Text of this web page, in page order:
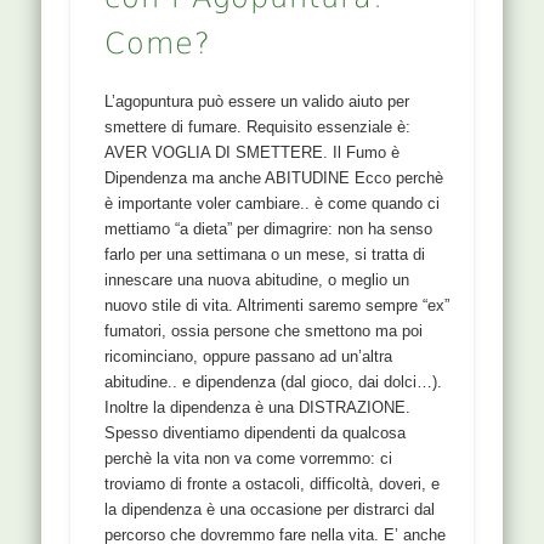
con l’Agopuntura:
Come?
L’agopuntura può essere un valido aiuto per
smettere di fumare. Requisito essenziale è:
Dipendenza ma anche ABITUDINE Ecco perchè
è importante voler cambiare.. è come quando ci
mettiamo “a dieta” per dimagrire: non ha senso
farlo per una settimana o un mese, si tratta di
innescare una nuova abitudine, o meglio un
nuovo stile di vita. Altrimenti saremo sempre “ex”
fumatori, ossia persone che smettono ma poi
ricominciano, oppure passano ad un’altra
abitudine.. e dipendenza (dal gioco, dai dolci…).
Inoltre la dipendenza è una DISTRAZIONE.
Spesso diventiamo dipendenti da qualcosa
perchè la vita non va come vorremmo: ci
la dipendenza è una occasione per distrarci dal
invoca il cielo. Del polmone è la paura di avere
contatti, o di condividere la propria individualità.
come" Accesso Riservato - PROVA 15 GG "
REGISTRATI !
Already a member? Accedi
34 BL
NOMI 34BL XIA LIAO : Osso Inferiore, Forame
Inferiore Liao é una parola che si usa solo nella
medicina Cinese. L’ideogramma é composto da
Gu ossa, Yu ali, Ren essere umano e Can picco
della montagna che vuol dire che l’osso ha
bisogno di ali per volare, per essere libero,
altrimenti é bloccato nella densità dell’osso. Per
questo é necessario cesellare la struttura del
corpo, lo scheletro, per dare un senso di libertà